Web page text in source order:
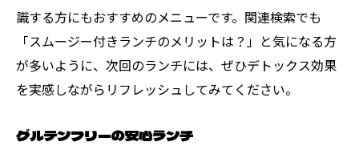
識する方にもおすすめのメニューです。関連検索でも
「スムージー付きランチのメリットは？」と気になる方
が多いように、次回のランチには、ぜひデトックス効果
を実感しながらリフレッシュしてみてください。
グルテンフリーの安心ランチ